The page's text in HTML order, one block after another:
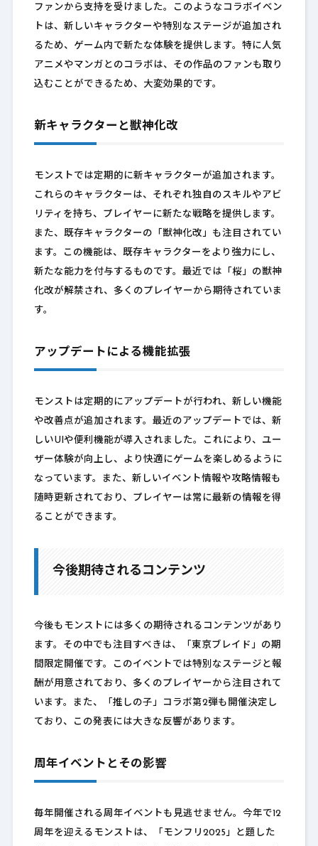
ファンから支持を受けました。このようなコラボイベン
トは、新しいキャラクターや特別なステージが追加され
るため、ゲーム内で新たな体験を提供します。特に人気
アニメやマンガとのコラボは、その作品のファンも取り
込むことができるため、大変効果的です。
新キャラクターと獣神化改
モンストでは定期的に新キャラクターが追加されます。
これらのキャラクターは、それぞれ独自のスキルやアビ
リティを持ち、プレイヤーに新たな戦略を提供します。
また、既存キャラクターの「獣神化改」も注目されてい
ます。この機能は、既存キャラクターをより強力にし、
新たな能力を付与するものです。最近では「桜」の獣神
化改が解禁され、多くのプレイヤーから期待されていま
す。
アップデートによる機能拡張
モンストは定期的にアップデートが行われ、新しい機能
や改善点が追加されます。最近のアップデートでは、新
しいUIや便利機能が導入されました。これにより、ユー
ザー体験が向上し、より快適にゲームを楽しめるように
なっています。また、新しいイベント情報や攻略情報も
随時更新されており、プレイヤーは常に最新の情報を得
ることができます。
今後期待されるコンテンツ
今後もモンストには多くの期待されるコンテンツがあり
ます。その中でも注目すべきは、「東京ブレイド」の期
間限定開催です。このイベントでは特別なステージと報
酬が用意されており、多くのプレイヤーから注目されて
います。また、「推しの子」コラボ第2弾も開催決定し
ており、この発表には大きな反響があります。
周年イベントとその影響
毎年開催される周年イベントも見逃せません。今年で12
周年を迎えるモンストは、「モンフリ2025」と題した